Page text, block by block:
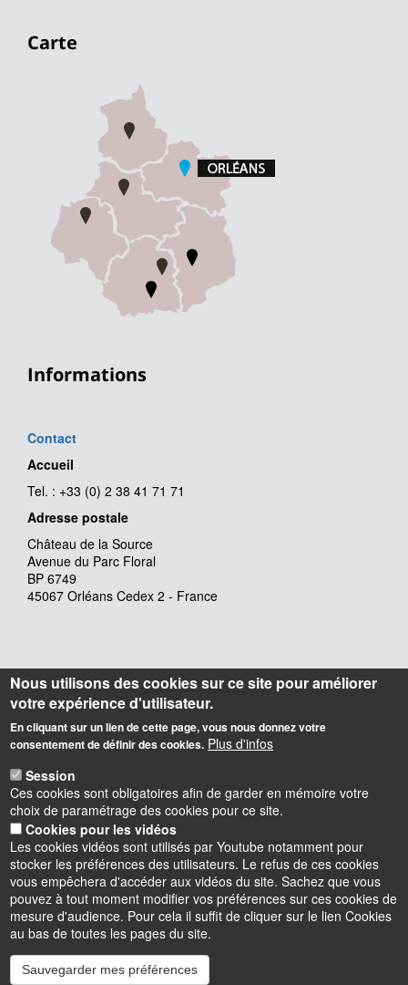
Carte
Informations
Contact
Accueil
Tel. : +33 (0) 2 38 41 71 71
Adresse postale
Château de la Source
Avenue du Parc Floral
BP 6749
45067 Orléans Cedex 2 - France
InstagramLinkedInYoutube
Nous utilisons des cookies sur ce site pour améliorer
votre expérience d'utilisateur.
En cliquant sur un lien de cette page, vous nous donnez votre
consentement de définir des cookies. Plus d'infos
Session
Ces cookies sont obligatoires afin de garder en mémoire votre
choix de paramétrage des cookies pour ce site.
Cookies pour les vidéos
Les cookies vidéos sont utilisés par Youtube notamment pour
stocker les préférences des utilisateurs. Le refus de ces cookies
vous empêchera d'accéder aux vidéos du site. Sachez que vous
pouvez à tout moment modifier vos préférences sur ces cookies de
mesure d'audience. Pour cela il suffit de cliquer sur le lien Cookies
au bas de toutes les pages du site.
Sauvegarder mes préférences